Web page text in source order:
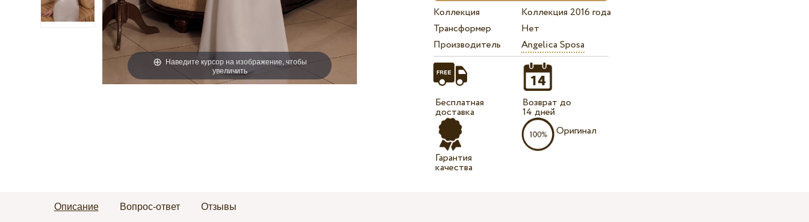
Наведите курсор на изображение, чтобы
увеличить
Коллекция
Коллекция 2016 года
Трансформер
Нет
Производитель
Angelica Sposa
Бесплатная
доставка
Гарантия
качества
Возврат до
14 дней
Оригинал
Описание Вопрос-ответ Отзывы